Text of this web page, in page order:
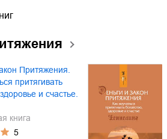
Притяжения.
притягивать
и счастье.
книга
5